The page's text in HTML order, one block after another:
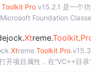
Toolkit Prov15.2.1 是一个
Foundation
Xtreme.Toolkit.
Xtreme.Toolkit.Pro
开项目属性，在“VC++目